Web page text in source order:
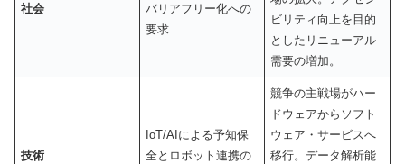
社会
バリアフリー化への
要求
ビリティ向上を目的
としたリニューアル
需要の増加。
技術
IoT/AIによる予知保
全とロボット連携の
競争の主戦場がハー
ドウェアからソフト
ウェア・サービスへ
移行。データ解析能